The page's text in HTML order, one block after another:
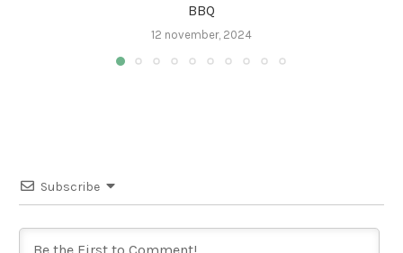
BBQ
12 november, 2024
Subscribe